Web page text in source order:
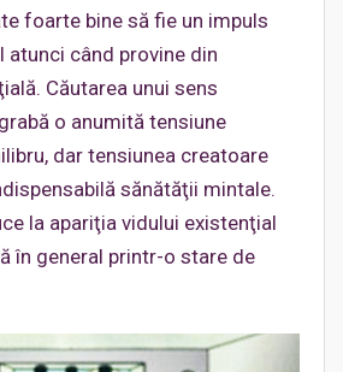
foarte bine să fie un impuls
atunci când provine din
Căutarea unui sens
o anumită tensiune
dar tensiunea creatoare
sănătăţii mintale.
la apariţia vidului existenţial
în general printr-o stare de